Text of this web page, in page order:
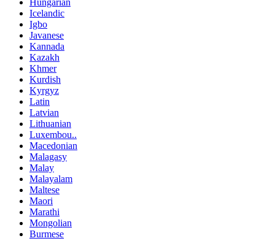
Hungarian
Icelandic
Igbo
Javanese
Kannada
Kazakh
Khmer
Kurdish
Kyrgyz
Latin
Latvian
Lithuanian
Luxembou..
Macedonian
Malagasy
Malay
Malayalam
Maltese
Maori
Marathi
Mongolian
Burmese